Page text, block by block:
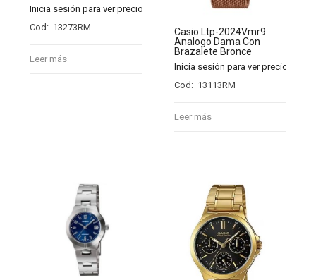
Inicia sesión para ver precios
Cod: 13273RM
Leer más
Casio Ltp-2024Vmr9
Analogo Dama Con
Brazalete Bronce
Inicia sesión para ver precios
Cod: 13113RM
Leer más